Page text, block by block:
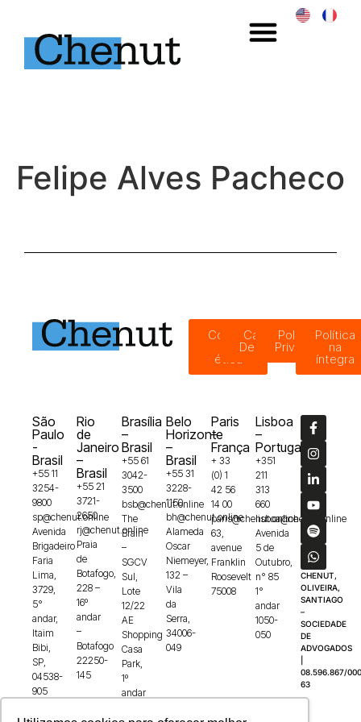
Felipe Alves Pacheco
Código
ética
Canal de
Denúncias
Política de
Privacidade
Política
na
íntegra
São
Paulo
-
Brasil
+55 11
3254-
9800
sp@chenut.online
Avenida
Brigadeiro
Faria
Lima,
3729,
5°
andar,
Itaim
Bibi,
SP,
04538-
905
Rio
de
Janeiro
–
Brasil
+55 21
3721-
2650
rj@chenut.online
Praia
de
Botafogo,
228 –
16º
andar
–
Botafogo
22250-
145
Brasília
–
Brasil
+55 61
3042-
3500
bsb@chenut.online
The
Brain
–
SGCV
Sul,
Lote
12/22
AE
Shopping
Casa
Park,
1º
andar
Belo
Horizonte
–
Brasil
+55 31
3228-
1150
bh@chenut.online
Alameda
Oscar
Niemeyer,
132 –
Vila
da
Serra,
34006-
049
Paris
–
França
+ 33
(0) 1
42 56
14 00
paris@chenut.online
63,
avenue
Franklin
Roosevelt
75008
Lisboa
–
Portugal
+351
211
313
660
lisboa@chenut.online
Avenida
5 de
Outubro,
n° 85
1°
andar
1050-
050
CHENUT,
OLIVEIRA,
SANTIAGO
–
SOCIEDADE
DE
ADVOGADOS
08.596.867/
63